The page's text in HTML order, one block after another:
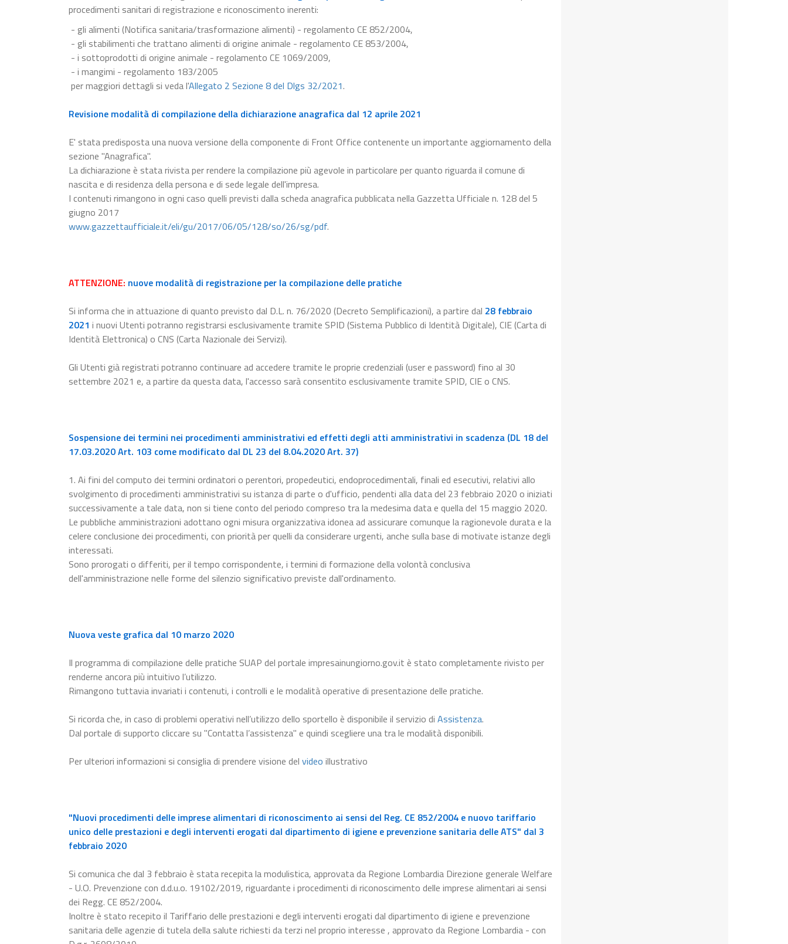
procedimenti sanitari di registrazione e riconoscimento inerenti:
- gli alimenti (Notifica sanitaria/trasformazione alimenti) - regolamento CE 852/2004,
- gli stabilimenti che trattano alimenti di origine animale - regolamento CE 853/2004,
- i sottoprodotti di origine animale - regolamento CE 1069/2009,
- i mangimi - regolamento 183/2005
per maggiori dettagli si veda l'Allegato 2 Sezione 8 del Dlgs 32/2021.
Revisione modalità di compilazione della dichiarazione anagrafica dal 12 aprile 2021
E' stata predisposta una nuova versione della componente di Front Office contenente un importante aggiornamento della
sezione "Anagrafica".
La dichiarazione è stata rivista per rendere la compilazione più agevole in particolare per quanto riguarda il comune di
nascita e di residenza della persona e di sede legale dell'impresa.
I contenuti rimangono in ogni caso quelli previsti dalla scheda anagrafica pubblicata nella Gazzetta Ufficiale n. 128 del 5
giugno 2017
www.gazzettaufficiale.it/eli/gu/2017/06/05/128/so/26/sg/pdf.
ATTENZIONE: nuove modalità di registrazione per la compilazione delle pratiche
Si informa che in attuazione di quanto previsto dal D.L. n. 76/2020 (Decreto Semplificazioni), a partire dal 28 febbraio
2021 i nuovi Utenti potranno registrarsi esclusivamente tramite SPID (Sistema Pubblico di Identità Digitale), CIE (Carta di
Identità Elettronica) o CNS (Carta Nazionale dei Servizi).
Gli Utenti già registrati potranno continuare ad accedere tramite le proprie credenziali (user e password) fino al 30
settembre 2021 e, a partire da questa data, l'accesso sarà consentito esclusivamente tramite SPID, CIE o CNS.
Sospensione dei termini nei procedimenti amministrativi ed effetti degli atti amministrativi in scadenza (DL 18 del
17.03.2020 Art. 103 come modificato dal DL 23 del 8.04.2020 Art. 37)
1. Ai fini del computo dei termini ordinatori o perentori, propedeutici, endoprocedimentali, finali ed esecutivi, relativi allo
svolgimento di procedimenti amministrativi su istanza di parte o d'ufficio, pendenti alla data del 23 febbraio 2020 o iniziati
successivamente a tale data, non si tiene conto del periodo compreso tra la medesima data e quella del 15 maggio 2020.
Le pubbliche amministrazioni adottano ogni misura organizzativa idonea ad assicurare comunque la ragionevole durata e la
celere conclusione dei procedimenti, con priorità per quelli da considerare urgenti, anche sulla base di motivate istanze degli
interessati.
Sono prorogati o differiti, per il tempo corrispondente, i termini di formazione della volontà conclusiva
dell'amministrazione nelle forme del silenzio significativo previste dall'ordinamento.
Nuova veste grafica dal 10 marzo 2020
Il programma di compilazione delle pratiche SUAP del portale impresainungiorno.gov.it è stato completamente rivisto per
renderne ancora più intuitivo l’utilizzo.
Rimangono tuttavia invariati i contenuti, i controlli e le modalità operative di presentazione delle pratiche.
Si ricorda che, in caso di problemi operativi nell’utilizzo dello sportello è disponibile il servizio di Assistenza.
Dal portale di supporto cliccare su "Contatta l’assistenza" e quindi scegliere una tra le modalità disponibili.
Per ulteriori informazioni si consiglia di prendere visione del video illustrativo
"Nuovi procedimenti delle imprese alimentari di riconoscimento ai sensi del Reg. CE 852/2004 e nuovo tariffario
unico delle prestazioni e degli interventi erogati dal dipartimento di igiene e prevenzione sanitaria delle ATS" dal 3
febbraio 2020
Si comunica che dal 3 febbraio è stata recepita la modulistica, approvata da Regione Lombardia Direzione generale Welfare
- U.O. Prevenzione con d.d.u.o. 19102/2019, riguardante i procedimenti di riconoscimento delle imprese alimentari ai sensi
dei Regg. CE 852/2004.
Inoltre è stato recepito il Tariffario delle prestazioni e degli interventi erogati dal dipartimento di igiene e prevenzione
sanitaria delle agenzie di tutela della salute richiesti da terzi nel proprio interesse , approvato da Regione Lombardia - con